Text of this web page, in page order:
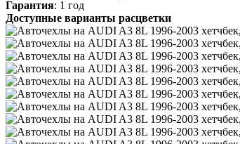
Гарантия: 1 год
Доступные варианты расцветки